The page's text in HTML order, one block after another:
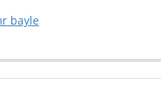
bayle